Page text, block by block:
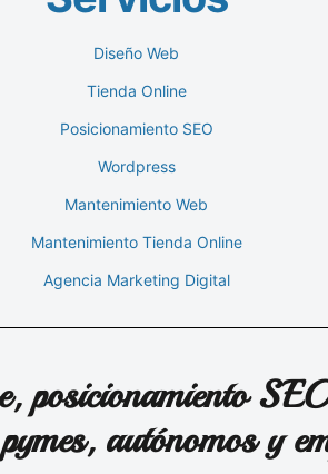
Diseño Web
Tienda Online
Posicionamiento SEO
Wordpress
Mantenimiento Web
Mantenimiento Tienda Online
Agencia Marketing Digital
posicionamiento
autónomos y